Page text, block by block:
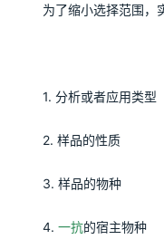
为了缩小选择范围，
1. 分析或者应用类型
2. 样品的性质
3. 样品的物种
4. 一抗的宿主物种